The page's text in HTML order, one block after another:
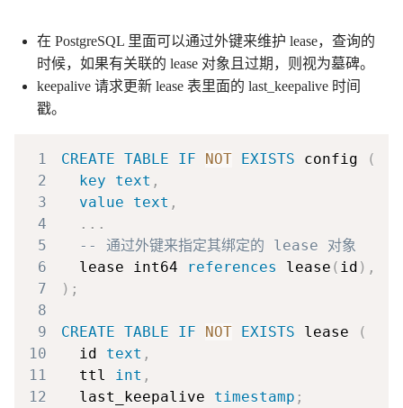
在 PostgreSQL 里面可以通过外键来维护 lease，查询的
时候，如果有关联的 lease 对象且过期，则视为墓碑。
keepalive 请求更新 lease 表里面的 last_keepalive 时间
戳。
1 CREATE TABLE IF NOT EXISTS config
(
2
key text ,
3
value text ,
4
. . .
5
-- 通过外键来指定其绑定的 lease 对象
6
  lease int64
references lease ( id ) ,
7
) ;
8
9
CREATE TABLE IF NOT EXISTS lease
(
10
  id
text ,
11
  ttl
int ,
12
  last_keepalive
timestamp ;